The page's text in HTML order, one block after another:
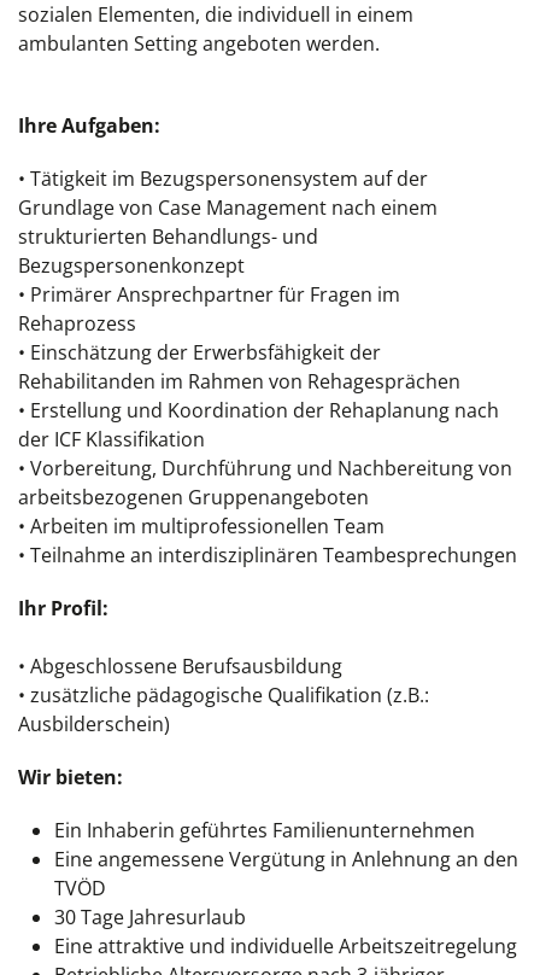
sozialen Elementen, die individuell in einem
ambulanten Setting angeboten werden.
Ihre Aufgaben:
• Tätigkeit im Bezugspersonensystem auf der
Grundlage von Case Management nach einem
strukturierten Behandlungs- und
Bezugspersonenkonzept
• Primärer Ansprechpartner für Fragen im
Rehaprozess
• Einschätzung der Erwerbsfähigkeit der
Rehabilitanden im Rahmen von Rehagesprächen
• Erstellung und Koordination der Rehaplanung nach
der ICF Klassifikation
• Vorbereitung, Durchführung und Nachbereitung von
arbeitsbezogenen Gruppenangeboten
• Arbeiten im multiprofessionellen Team
• Teilnahme an interdisziplinären Teambesprechungen
Ihr Profil:
• Abgeschlossene Berufsausbildung
• zusätzliche pädagogische Qualifikation (z.B.:
Ausbilderschein)
Wir bieten:
Ein Inhaberin geführtes Familienunternehmen
Eine angemessene Vergütung in Anlehnung an den
TVÖD
30 Tage Jahresurlaub
Eine attraktive und individuelle Arbeitszeitregelung